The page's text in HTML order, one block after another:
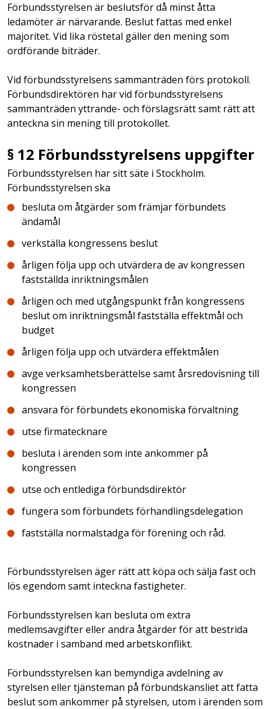
Förbundsstyrelsen är beslutsför då minst åtta
ledamöter är närvarande. Beslut fattas med enkel
majoritet. Vid lika röstetal gäller den mening som
ordförande biträder.
Vid förbundsstyrelsens sammanträden förs protokoll.
Förbundsdirektören har vid förbundsstyrelsens
sammanträden yttrande- och förslagsrätt samt rätt att
anteckna sin mening till protokollet.
§ 12 Förbundsstyrelsens uppgifter
Förbundsstyrelsen har sitt säte i Stockholm.
Förbundsstyrelsen ska
besluta om åtgärder som främjar förbundets
ändamål
verkställa kongressens beslut
årligen följa upp och utvärdera de av kongressen
fastställda inriktningsmålen
årligen och med utgångspunkt från kongressens
beslut om inriktningsmål fastställa effektmål och
budget
årligen följa upp och utvärdera effektmålen
avge verksamhetsberättelse samt årsredovisning till
kongressen
ansvara för förbundets ekonomiska förvaltning
utse firmatecknare
besluta i ärenden som inte ankommer på
kongressen
utse och entlediga förbundsdirektör
fungera som förbundets förhandlingsdelegation
fastställa normalstadga för förening och råd.
Förbundsstyrelsen äger rätt att köpa och sälja fast och
lös egendom samt inteckna fastigheter.
Förbundsstyrelsen kan besluta om extra
medlemsavgifter eller andra åtgärder för att bestrida
kostnader i samband med arbetskonflikt.
Förbundsstyrelsen kan bemyndiga avdelning av
styrelsen eller tjänsteman på förbundskansliet att fatta
beslut som ankommer på styrelsen, utom i ärenden som